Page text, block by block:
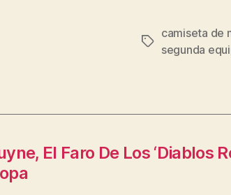
Etiquetas
camiseta de
segunda
El Faro De Los ‘Diablos